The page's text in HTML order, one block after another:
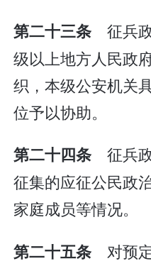
第二十三条 征兵
级以上地方人民政
织，本级公安机关
位予以协助。
第二十四条 征兵
征集的应征公民政
家庭成员等情况。
第二十五条 对预